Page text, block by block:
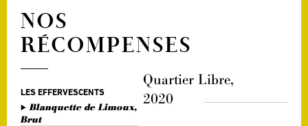
NOS
RÉCOMPENSES
LES EFFERVESCENTS
Blanquette de Limoux,
Brut
Quartier Libre,
2020